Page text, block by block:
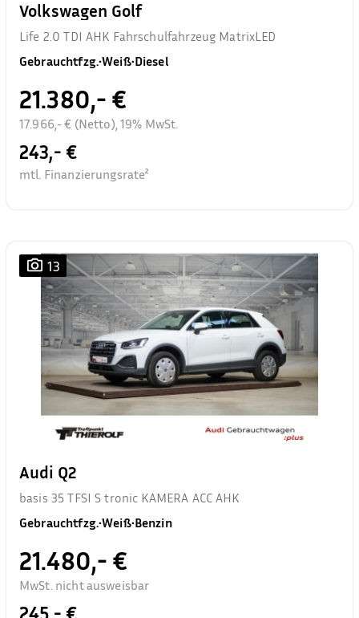
Volkswagen Golf
Life 2.0 TDI AHK Fahrschulfahrzeug MatrixLED
Gebrauchtfzg.•Weiß•Diesel
21.380,- €
17.966,- € (Netto), 19% MwSt.
243,- €
mtl. Finanzierungsrate²
13
Audi Q2
basis 35 TFSI S tronic KAMERA ACC AHK
Gebrauchtfzg.•Weiß•Benzin
21.480,- €
MwSt. nicht ausweisbar
245,- €